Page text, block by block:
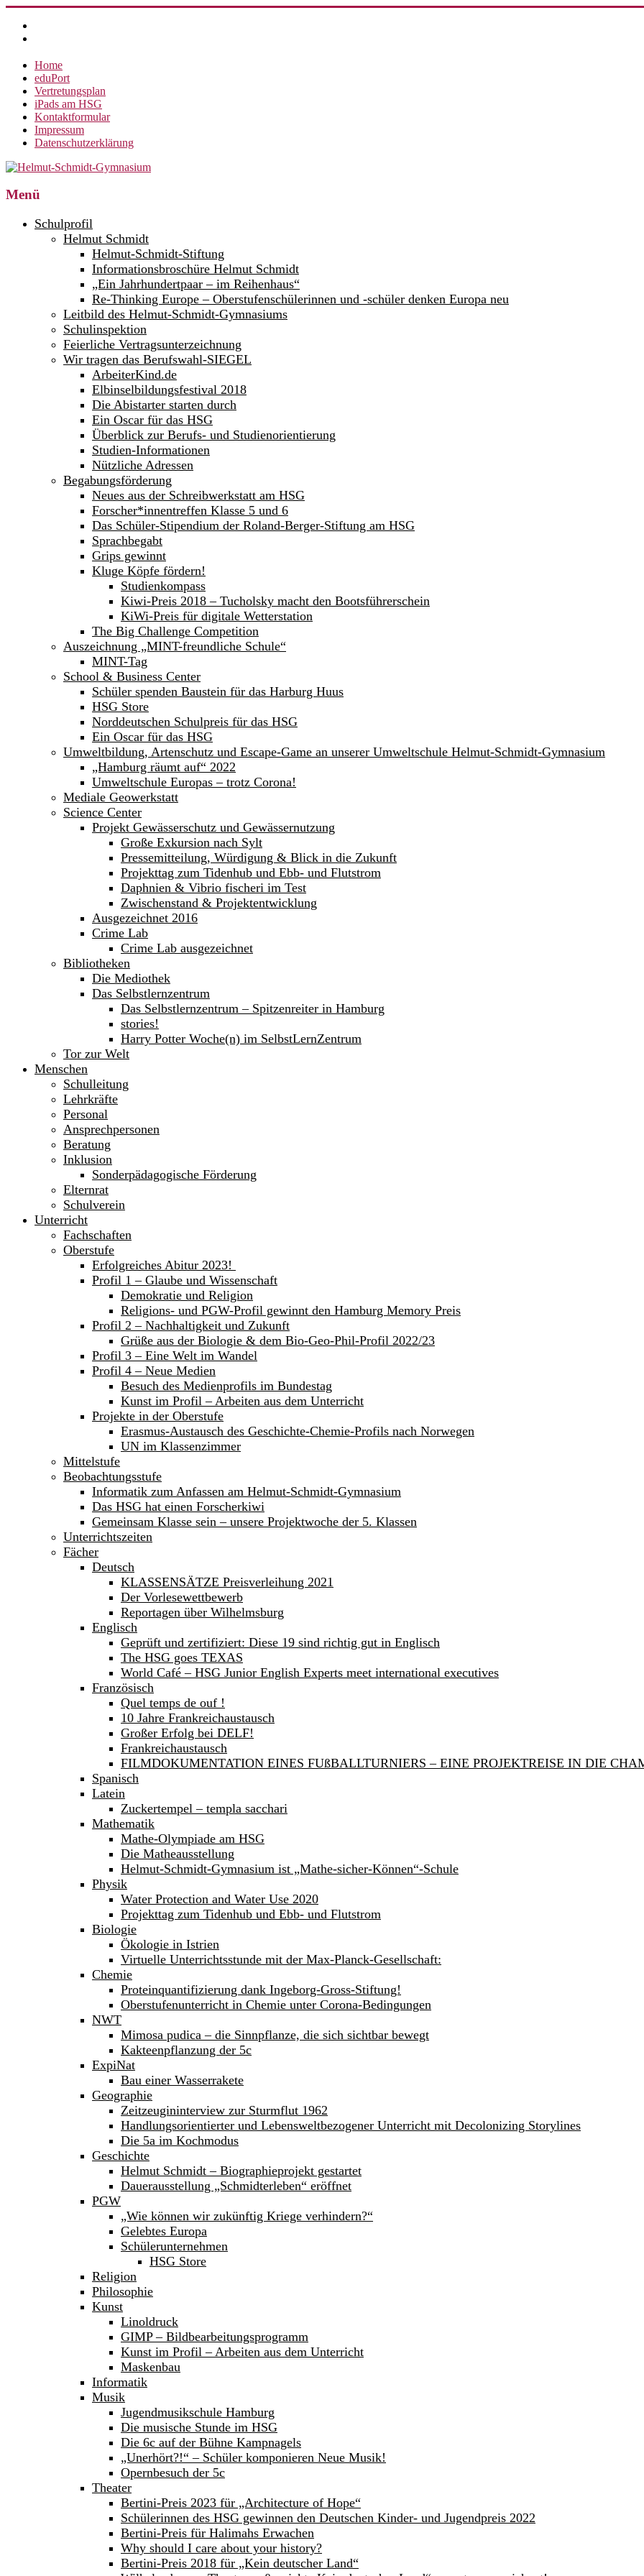
Inhalt
springen
Home
eduPort
Vertretungsplan
iPads am HSG
Kontaktformular
Impressum
Datenschutzerklärung
Helmut-
Gymnasium
Menü
Schulprofil
Helmut Schmidt
Helmut-Schmidt-Stiftung
Informationsbroschüre Helmut Schmidt
„Ein Jahrhundertpaar – im Reihenhaus“
Re-Thinking Europe – Oberstufenschülerinnen und -schüler denken Europa neu
Leitbild des Helmut-Schmidt-Gymnasiums
Schulinspektion
Feierliche Vertragsunterzeichnung
Wir tragen das Berufswahl-SIEGEL
ArbeiterKind.de
Elbinselbildungsfestival 2018
Die Abistarter starten durch
Ein Oscar für das HSG
Überblick zur Berufs- und Studienorientierung
Studien-Informationen
Nützliche Adressen
Begabungsförderung
Neues aus der Schreibwerkstatt am HSG
Forscher*innentreffen Klasse 5 und 6
Das Schüler-Stipendium der Roland-Berger-Stiftung am HSG
Sprachbegabt
Grips gewinnt
Kluge Köpfe fördern!
Studienkompass
Kiwi-Preis 2018 – Tucholsky macht den Bootsführerschein
KiWi-Preis für digitale Wetterstation
The Big Challenge Competition
Auszeichnung „MINT-freundliche Schule“
MINT-Tag
School & Business Center
Schüler spenden Baustein für das Harburg Huus
HSG Store
Norddeutschen Schulpreis für das HSG
Ein Oscar für das HSG
Umweltbildung, Artenschutz und Escape-Game an unserer Umweltschule Helmut-Schmidt-Gymnasium
„Hamburg räumt auf“ 2022
Umweltschule Europas – trotz Corona!
Mediale Geowerkstatt
Science Center
Projekt Gewässerschutz und Gewässernutzung
Große Exkursion nach Sylt
Pressemitteilung, Würdigung & Blick in die Zukunft
Projekttag zum Tidenhub und Ebb- und Flutstrom
Daphnien & Vibrio fischeri im Test
Zwischenstand & Projektentwicklung
Ausgezeichnet 2016
Crime Lab
Crime Lab ausgezeichnet
Bibliotheken
Die Mediothek
Das Selbstlernzentrum
Das Selbstlernzentrum – Spitzenreiter in Hamburg
stories!
Harry Potter Woche(n) im SelbstLernZentrum
Tor zur Welt
Menschen
Schulleitung
Lehrkräfte
Personal
Ansprechpersonen
Beratung
Inklusion
Sonderpädagogische Förderung
Elternrat
Schulverein
Unterricht
Fachschaften
Oberstufe
Erfolgreiches Abitur 2023!
Profil 1 – Glaube und Wissenschaft
Demokratie und Religion
Religions- und PGW-Profil gewinnt den Hamburg Memory Preis
Profil 2 – Nachhaltigkeit und Zukunft
Grüße aus der Biologie & dem Bio-Geo-Phil-Profil 2022/23
Profil 3 – Eine Welt im Wandel
Profil 4 – Neue Medien
Besuch des Medienprofils im Bundestag
Kunst im Profil – Arbeiten aus dem Unterricht
Projekte in der Oberstufe
Erasmus-Austausch des Geschichte-Chemie-Profils nach Norwegen
UN im Klassenzimmer
Mittelstufe
Beobachtungsstufe
Informatik zum Anfassen am Helmut-Schmidt-Gymnasium
Das HSG hat einen Forscherkiwi
Gemeinsam Klasse sein – unsere Projektwoche der 5. Klassen
Unterrichtszeiten
Fächer
Deutsch
KLASSENSÄTZE Preisverleihung 2021
Der Vorlesewettbewerb
Reportagen über Wilhelmsburg
Englisch
Geprüft und zertifiziert: Diese 19 sind richtig gut in Englisch
The HSG goes TEXAS
World Café – HSG Junior English Experts meet international executives
Französisch
Quel temps de ouf !
10 Jahre Frankreichaustausch
Großer Erfolg bei DELF!
Frankreichaustausch
FILMDOKUMENTATION EINES FUßBALLTURNIERS – EINE PROJEKTREISE IN DIE
Spanisch
Latein
Zuckertempel – templa sacchari
Mathematik
Mathe-Olympiade am HSG
Die Matheausstellung
Helmut-Schmidt-Gymnasium ist „Mathe-sicher-Können“-Schule
Physik
Water Protection and Water Use 2020
Projekttag zum Tidenhub und Ebb- und Flutstrom
Biologie
Ökologie in Istrien
Virtuelle Unterrichtsstunde mit der Max-Planck-Gesellschaft:
Chemie
Proteinquantifizierung dank Ingeborg-Gross-Stiftung!
Oberstufenunterricht in Chemie unter Corona-Bedingungen
NWT
Mimosa pudica – die Sinnpflanze, die sich sichtbar bewegt
Kakteenpflanzung der 5c
ExpiNat
Bau einer Wasserrakete
Geographie
Zeitzeugininterview zur Sturmflut 1962
Handlungsorientierter und Lebensweltbezogener Unterricht mit Decolonizing Storylines
Die 5a im Kochmodus
Geschichte
Helmut Schmidt – Biographieprojekt gestartet
Dauerausstellung „Schmidterleben“ eröffnet
PGW
„Wie können wir zukünftig Kriege verhindern?“
Gelebtes Europa
Schülerunternehmen
HSG Store
Religion
Philosophie
Kunst
Linoldruck
GIMP – Bildbearbeitungsprogramm
Kunst im Profil – Arbeiten aus dem Unterricht
Maskenbau
Informatik
Musik
Jugendmusikschule Hamburg
Die musische Stunde im HSG
Die 6c auf der Bühne Kampnagels
„Unerhört?!“ – Schüler komponieren Neue Musik!
Opernbesuch der 5c
Theater
Bertini-Preis 2023 für „Architecture of Hope“
Schülerinnen des HSG gewinnen den Deutschen Kinder- und Jugendpreis 2022
Bertini-Preis für Halimahs Erwachen
Why should I care about your history?
Bertini-Preis 2018 für „Kein deutscher Land“